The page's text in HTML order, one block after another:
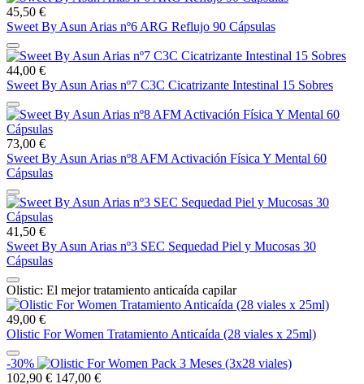
45,50 €
Sweet By Asun Arias nº6 ARG Reflujo 90 Cápsulas
44,00 €
Sweet By Asun Arias nº7 C3C Cicatrizante Intestinal 15 Sobres
73,00 €
Sweet By Asun Arias nº8 AFM Activación Física Y Mental 60
Cápsulas
41,50 €
Sweet By Asun Arias nº3 SEC Sequedad Piel y Mucosas 30
Cápsulas
Olistic: El mejor tratamiento anticaída capilar
49,00 €
Olistic For Women Tratamiento Anticaída (28 viales x 25ml)
-30%
102,90 € 147,00 €